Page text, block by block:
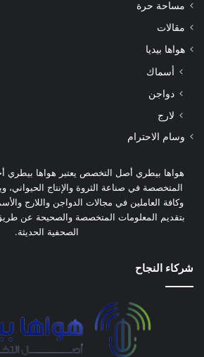
مساحة حرة
مقالات
هواها بيديا
أسماك
دواجن
لارج
وسام الاحترام
هواها بيطري أصل التخصص يعتبر هواها بيطري
المتخصصة في صناعة الثروة والإنتاج الحيواني،
وكافة العاملين في مجالات الدواجن واللارج
بتقديم المعلومات المتخصصة والصحيحة عن
الصحفية الحديثة.
شركاء النجاح